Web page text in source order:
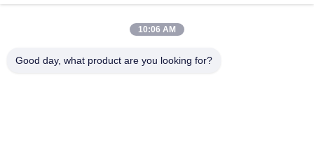
10:06 AM
Good day, what product are you looking for?